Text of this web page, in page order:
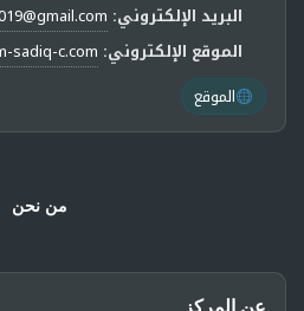
البريد الإلكتروني:
الموقع الإلكتروني: sadiq-c.com
الموقع
من نحن
عن المركز